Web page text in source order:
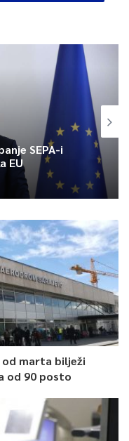
SEPA-i
EU
od marta bilježi
od 90 posto